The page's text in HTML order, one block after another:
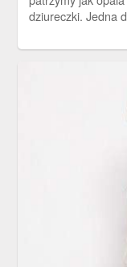
dziureczki. Jedna